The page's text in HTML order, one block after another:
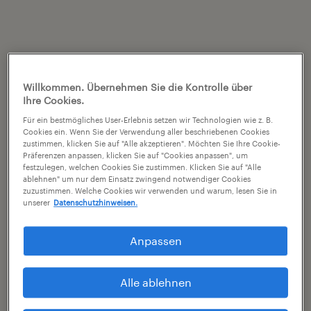
Willkommen. Übernehmen Sie die Kontrolle über
Ihre Cookies.
Für ein bestmögliches User-Erlebnis setzen wir Technologien wie z. B.
Cookies ein. Wenn Sie der Verwendung aller beschriebenen Cookies
zustimmen, klicken Sie auf "Alle akzeptieren". Möchten Sie Ihre Cookie-
Präferenzen anpassen, klicken Sie auf "Cookies anpassen", um
festzulegen, welchen Cookies Sie zustimmen. Klicken Sie auf "Alle
ablehnen" um nur dem Einsatz zwingend notwendiger Cookies
zuzustimmen. Welche Cookies wir verwenden und warum, lesen Sie in
unserer Datenschutzhinweisen.
Anpassen
Alle ablehnen